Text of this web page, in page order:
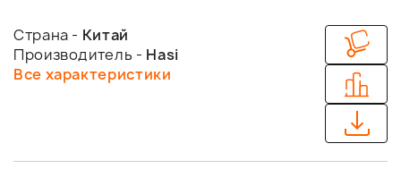
Страна - Китай
Производитель - Hasi
Все характеристики